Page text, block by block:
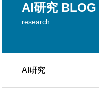
AI研究 BLOG
research
AI研究